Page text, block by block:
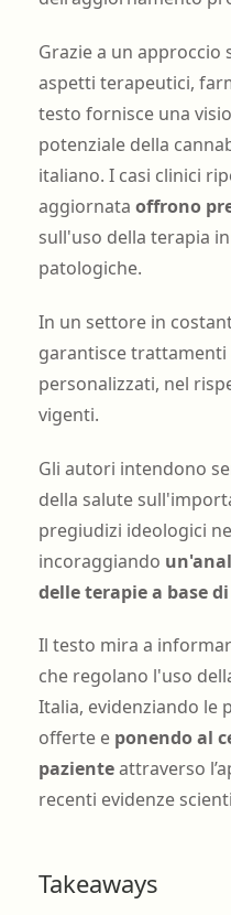
Grazie a un
aspetti terapeutici,
testo fornisce una
potenziale della
italiano. I casi clinici
aggiornata offrono
sull'uso della terapia
patologiche.
In un settore in
garantisce trattamenti
personalizzati, nel
vigenti.
Gli autori intendono
della salute
pregiudizi ideologici
incoraggiando
delle terapie a base
Il testo mira a
che regolano l'uso
Italia, evidenziando le
offerte e ponendo al
pazienteattraverso
recenti evidenze
Takeaways